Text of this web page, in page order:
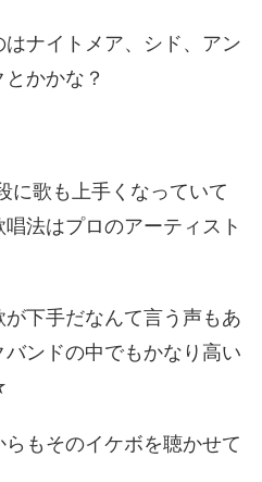
ナイトメア、シド、アン
かかな？
に歌も上手くなっていて
法はプロのアーティスト
下手だなんて言う声もあ
ンドの中でもかなり高い
もそのイケボを聴かせて